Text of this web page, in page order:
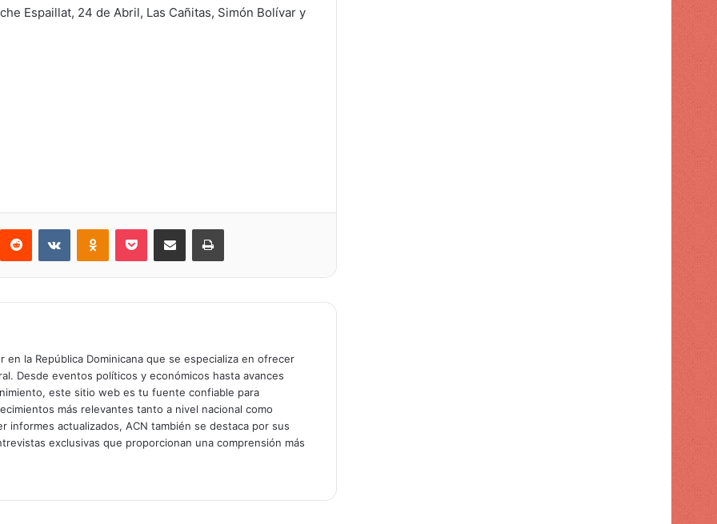
Espaillat, 24 de Abril, Las Cañitas, Simón Bolívar y
en la República Dominicana que se especializa en ofrecer
Desde eventos políticos y económicos hasta avances
este sitio web es tu fuente confiable para
más relevantes tanto a nivel nacional como
informes actualizados, ACN también se destaca por sus
exclusivas que proporcionan una comprensión más